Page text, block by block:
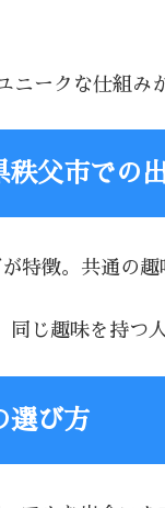
ークな仕組み
父市での
徴。共通の趣
じ趣味を持つ
選び方